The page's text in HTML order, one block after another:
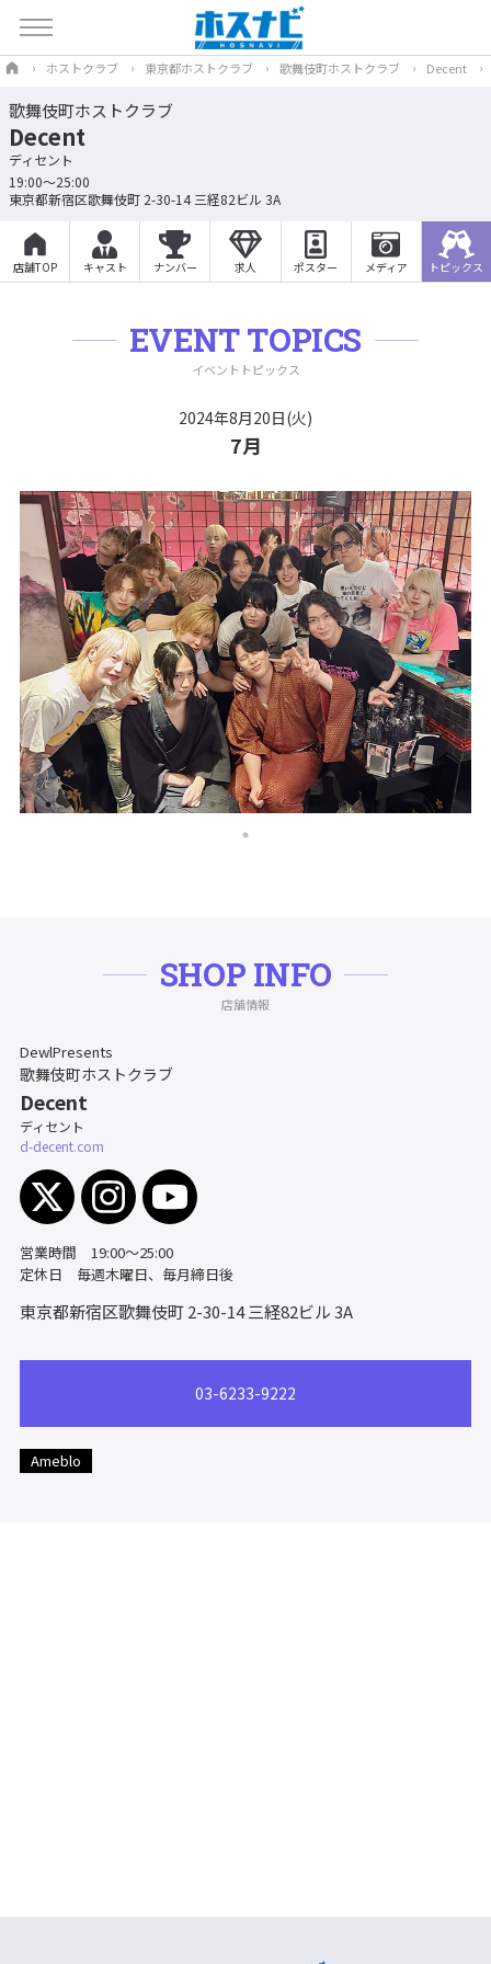
ホストクラブ 東京都ホストクラブ 歌舞伎町ホストクラブ Decent
歌舞伎町ホストクラブ
Decent
ディセント
19:00～25:00
東京都新宿区歌舞伎町 2-30-14 三経82ビル 3A
店舗TOP キャスト ナンバー 求人 ポスター メディア トピックス
EVENT TOPICS
イベントトピックス
2024年8月20日(火)
7月
SHOP INFO
店舗情報
DewlPresents
歌舞伎町ホストクラブ
Decent
ディセント
d-decent.com
営業時間 19:00～25:00
定休日 毎週木曜日、毎月締日後
東京都新宿区歌舞伎町 2-30-14三経82ビル 3A
03-6233-9222
Ameblo